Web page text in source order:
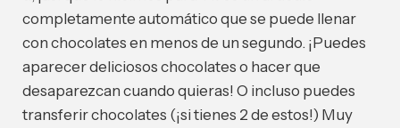
completamente automático que se puede llenar
con chocolates en menos de un segundo. ¡Puedes
aparecer deliciosos chocolates o hacer que
desaparezcan cuando quieras! O incluso puedes
transferir chocolates (¡si tienes 2 de estos!) Muy